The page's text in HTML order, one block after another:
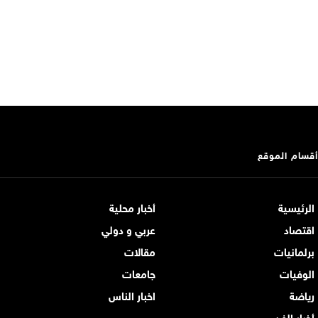
أقسام الموقع
الرئيسية
أخبار محلية
اقتصاد
عربي و دولي
برلمانيات
مقالات
الوفيات
جامعات
رياضة
اخبار الناس